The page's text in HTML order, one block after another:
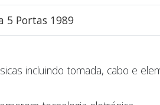
5 Portas 1989
incluindo tomada, cabo e